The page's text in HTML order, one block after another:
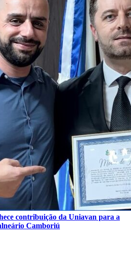
contribuição da Uniavan para a
Camboriú